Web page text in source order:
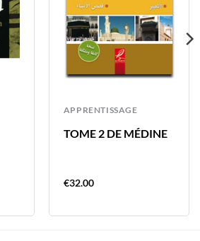
APPRENTISSAGE
TOME 2 DE MÉDINE
€32.00